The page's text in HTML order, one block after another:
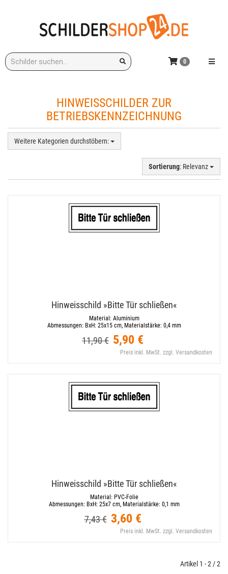
Stichwort: Menü
0
HINWEISSCHILDER ZUR
BETRIEBSKENNZEICHNUNG
Weitere Kategorien durchstöbern:
Sortierung: Relevanz
Hinweisschild »Bitte Tür schließen«
Material: Aluminium
Abmessungen: BxH: 25x15 cm, Materialstärke: 0,4 mm
11,90 € 5,90 €
Preis inkl. MwSt. zzgl. Versandkosten
Hinweisschild »Bitte Tür schließen«
Material: PVC-Folie
Abmessungen: BxH: 25x7 cm, Materialstärke: 0,1 mm
7,43 € 3,60 €
Preis inkl. MwSt. zzgl. Versandkosten
Artikel 1 - 2 / 2